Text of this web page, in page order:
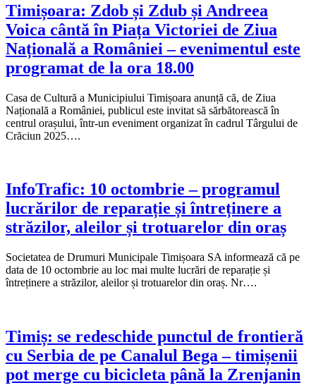
Timișoara: Zdob și Zdub și Andreea
Voica cântă în Piața Victoriei de Ziua
Națională a României – evenimentul este
programat de la ora 18.00
Casa de Cultură a Municipiului Timișoara anunță că, de Ziua
Națională a României, publicul este invitat să sărbătorească în
centrul orașului, într-un eveniment organizat în cadrul Târgului de
Crăciun 2025….
InfoTrafic: 10 octombrie – programul
lucrărilor de reparație și întreținere a
străzilor, aleilor și trotuarelor din oraș
Societatea de Drumuri Municipale Timișoara SA informează că pe
data de 10 octombrie au loc mai multe lucrări de reparație și
întreținere a străzilor, aleilor și trotuarelor din oraș. Nr….
Timiș: se redeschide punctul de frontieră
cu Serbia de pe Canalul Bega – timișenii
pot merge cu bicicleta până la Zrenjanin